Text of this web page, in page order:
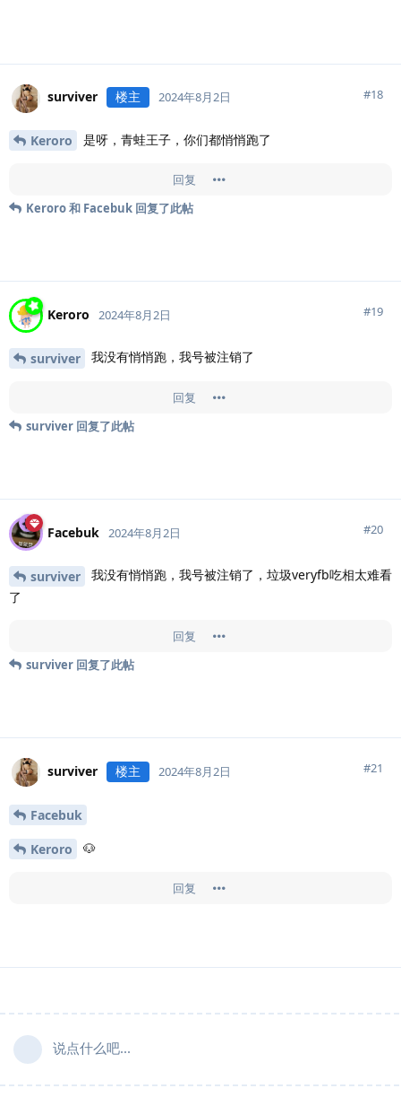
surviver 楼主 2024年8月2日 #18
Keroro 是呀，青蛙王子，你们都悄悄跑了
回复
Keroro和 Facebuk 回复了此帖
Keroro 2024年8月2日 #19
surviver 我没有悄悄跑，我号被注销了
回复
surviver 回复了此帖
Facebuk 2024年8月2日 #20
surviver
我没有悄悄跑，我号被注销了，垃圾veryfb吃相太难看
了
回复
surviver 回复了此帖
surviver 楼主 2024年8月2日 #21
Facebuk
Keroro 🐶
回复
说点什么吧...